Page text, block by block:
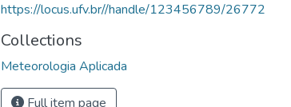
https://locus.ufv.br//handle/123456789/26772
Collections
Meteorologia Aplicada
Full item page